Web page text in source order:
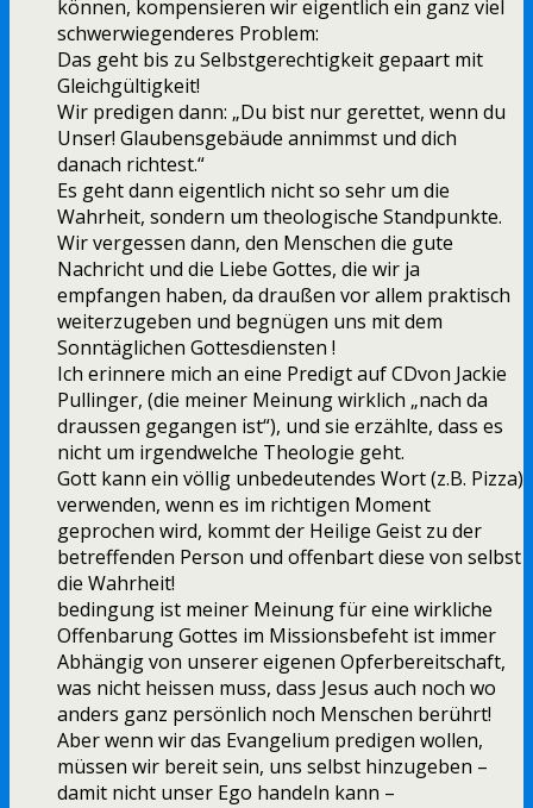
können, kompensieren wir eigentlich ein ganz viel
schwerwiegenderes Problem:
Das geht bis zu Selbstgerechtigkeit gepaart mit
Gleichgültigkeit!
Wir predigen dann: „Du bist nur gerettet, wenn du
Unser! Glaubensgebäude annimmst und dich
danach richtest.“
Es geht dann eigentlich nicht so sehr um die
Wahrheit, sondern um theologische Standpunkte.
Wir vergessen dann, den Menschen die gute
Nachricht und die Liebe Gottes, die wir ja
empfangen haben, da draußen vor allem praktisch
weiterzugeben und begnügen uns mit dem
Sonntäglichen Gottesdiensten !
Ich erinnere mich an eine Predigt auf CDvon Jackie
Pullinger, (die meiner Meinung wirklich „nach da
draussen gegangen ist“), und sie erzählte, dass es
nicht um irgendwelche Theologie geht.
Gott kann ein völlig unbedeutendes Wort (z.B. Pizza)
verwenden, wenn es im richtigen Moment
geprochen wird, kommt der Heilige Geist zu der
betreffenden Person und offenbart diese von selbst
die Wahrheit!
bedingung ist meiner Meinung für eine wirkliche
Offenbarung Gottes im Missionsbefeht ist immer
Abhängig von unserer eigenen Opferbereitschaft,
was nicht heissen muss, dass Jesus auch noch wo
anders ganz persönlich noch Menschen berührt!
Aber wenn wir das Evangelium predigen wollen,
müssen wir bereit sein, uns selbst hinzugeben –
damit nicht unser Ego handeln kann –